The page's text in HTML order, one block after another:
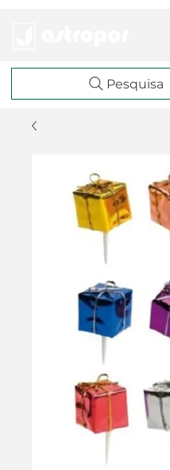
Pesquisa